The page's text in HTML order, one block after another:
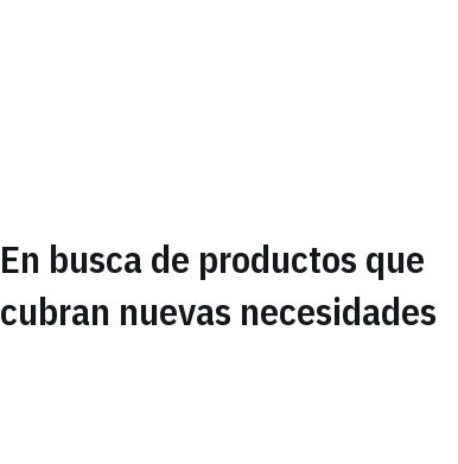
En busca de productos que
cubran nuevas necesidades